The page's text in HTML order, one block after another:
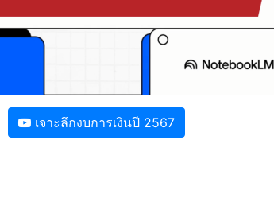
เจาะลึกงบการเงินปี 2567